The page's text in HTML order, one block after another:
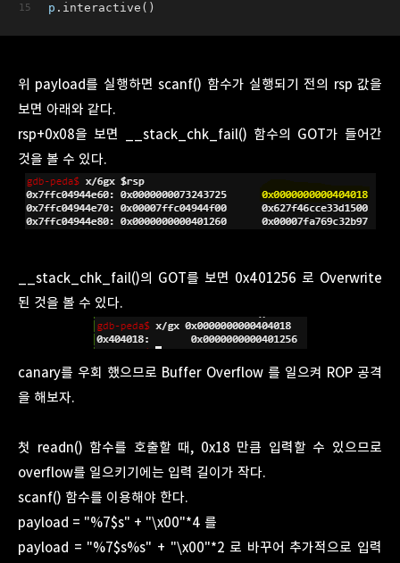
p .interactive()
위 payload를 실행하면 scanf() 함수가 실행되기 전의 rsp 값을
보면 아래와 같다.
rsp+0x08을 보면 __stack_chk_fail() 함수의 GOT가 들어간
것을 볼 수 있다.
__stack_chk_fail()의 GOT를 보면 0x401256 로 Overwrite
된 것을 볼 수 있다.
canary를 우회 했으므로 Buffer Overflow 를 일으켜 ROP 공격
을 해보자.
첫 readn() 함수를 호출할 때, 0x18 만큼 입력할 수 있으므로
overflow를 일으키기에는 입력 길이가 작다.
scanf() 함수를 이용해야 한다.
payload = "%7$s" + "\x00"*4 를
payload = "%7$s%s" + "\x00"*2 로 바꾸어 추가적으로 입력